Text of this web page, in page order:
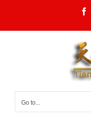
content
Go to...